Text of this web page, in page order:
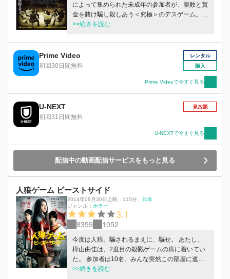
によって集められた未成年の参加者が、勝敗と賞
金を賭け騙し殺しあう＜究極＞のデスゲーム。
「運営人」の正宗は家庭教師時代の教え子・夏目
を救いたい。運営本部に殺されてもいい。』そう
考えた正宗は秘密裏に柚月にヒントを伝えてい
く。しかし、ほかの参加者たちの戦術に翻弄され
る柚月。そして正宗は運営側の思いもよらぬ陰謀
に巻き込まれていく。果たして究極の条件の下、
彼女を勝利に導くことはできるのかーー？！
>>続きを読む
Prime Video
初回30日間無料
レンタル
購入
Prime Videoで今すぐ見る
U-NEXT
初回31日間無料
見放題
U-NEXTで今すぐ見る
配信中の動画配信サービスをもっと見る
人狼ゲーム ビーストサイド
2014年08月30日上映 110分
日本
ジャンル： ホラー
3.1
8359 1052
今度は人狼。騙されるまえに、騙せ。 あたし、
樺山由佳は、2度目の殺戮ゲームの席に着いてい
た。 参加者は10名。みんな突然この部屋に連れ
てこられた高校生たちだ。 「人狼」のカードを
>>続きを読む